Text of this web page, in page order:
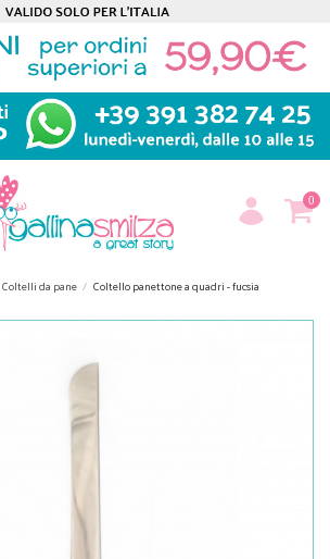
0
Coltelli da pane Coltello panettone a quadri - fucsia